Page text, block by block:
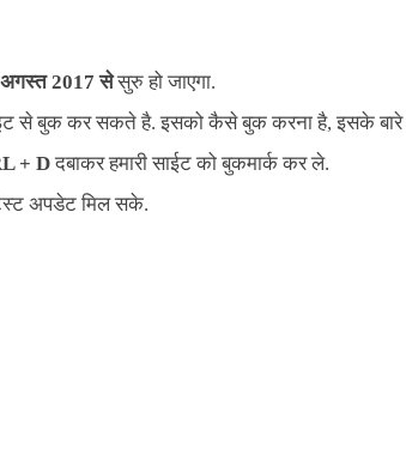
2017 सेसुरु हो जाएगा.
से बुक कर सकते है. इसको कैसे बुक करना है, इसके बारे
+ Dदबाकर हमारी साईट को बुकमार्क कर ले.
अपडेट मिल सके.